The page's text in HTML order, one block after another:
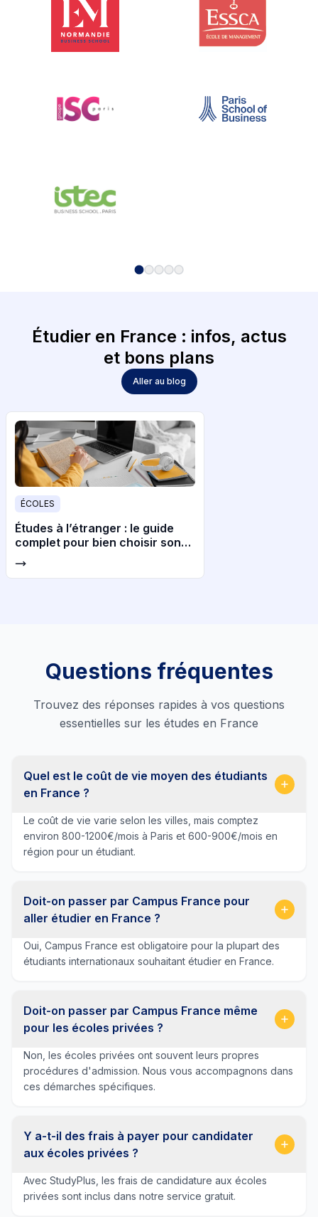
Étudier en France : infos, actus
et bons plans
Aller au blog
ÉCOLES
Études à l’étranger : le guide
complet pour bien choisir son
Questions fréquentes
Trouvez des réponses rapides à vos questions
essentielles sur les études en France
Quel est le coût de vie moyen des étudiants
en France ?
Le coût de vie varie selon les villes, mais comptez
environ 800-1200€/mois à Paris et 600-900€/mois en
région pour un étudiant.
Doit-on passer par Campus France pour
aller étudier en France ?
Oui, Campus France est obligatoire pour la plupart des
étudiants internationaux souhaitant étudier en France.
Doit-on passer par Campus France même
pour les écoles privées ?
Non, les écoles privées ont souvent leurs propres
procédures d'admission. Nous vous accompagnons dans
ces démarches spécifiques.
Y a-t-il des frais à payer pour candidater
aux écoles privées ?
Avec StudyPlus, les frais de candidature aux écoles
privées sont inclus dans notre service gratuit.